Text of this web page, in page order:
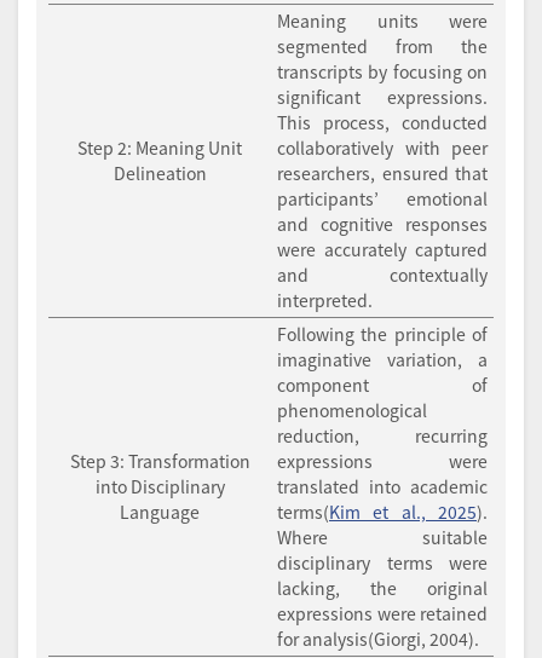
Step 2: Meaning Unit
Delineation
Meaning units were
segmented from the
transcripts by focusing on
significant expressions.
This process, conducted
collaboratively with peer
researchers, ensured that
participants’ emotional
and cognitive responses
were accurately captured
and contextually
interpreted.
Step 3: Transformation
into Disciplinary
Language
Following the principle of
imaginative variation, a
component of
phenomenological
reduction, recurring
expressions were
translated into academic
terms(Kim et al., 2025).
Where suitable
disciplinary terms were
lacking, the original
expressions were retained
for analysis(Giorgi, 2004).